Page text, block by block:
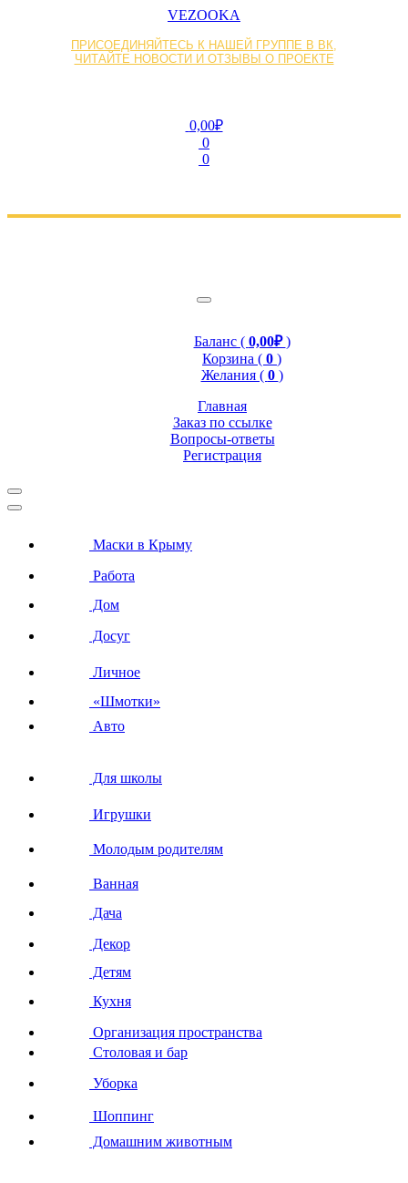
VEZOOKA
ПРИСОЕДИНЯЙТЕСЬ К НАШЕЙ ГРУППЕ В ВК,
ЧИТАЙТЕ НОВОСТИ И ОТЗЫВЫ О ПРОЕКТЕ
0,00₽
0
0
Баланс ( 0,00₽)
Корзина ( 0 )
Желания ( 0 )
Главная
Заказ по ссылке
Вопросы-ответы
Регистрация
Маски в Крыму
Работа
Дом
Досуг
Личное
«Шмотки»
Авто
Для школы
Игрушки
Молодым родителям
Ванная
Дача
Декор
Детям
Кухня
Организация пространства
Столовая и бар
Уборка
Шоппинг
Домашним животным